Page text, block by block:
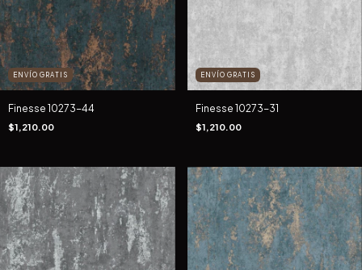
ENVÍO GRATIS
Finesse 10273-44
$1,210.00
ENVÍO GRATIS
Finesse 10273-31
$1,210.00